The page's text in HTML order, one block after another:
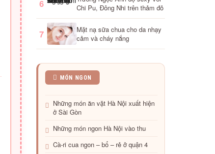
6
Chi Pu, Đông Nhi trên thảm đỏ
7
Mặt nạ sữa chua cho da nhạy
cảm và cháy nắng
MÓN NGON
Những món ăn vặt Hà Nội xuất hiện
ở Sài Gòn
Những món ngon Hà Nội vào thu
Cà-ri cua ngon – bổ – rẻ ở quận 4